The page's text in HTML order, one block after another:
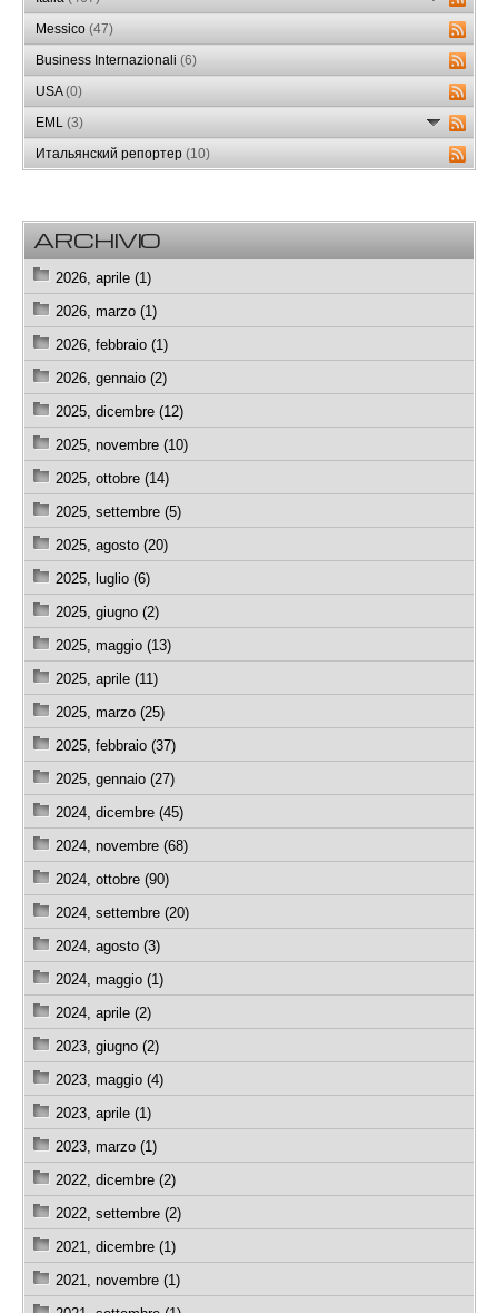
Messico (47)
Business Internazionali (6)
USA(0)
EML (3)
Итальянский репортер (10)
ARCHIVIO
2026, aprile (1)
2026, marzo (1)
2026, febbraio (1)
2026, gennaio (2)
2025, dicembre (12)
2025, novembre (10)
2025, ottobre (14)
2025, settembre (5)
2025, agosto (20)
2025, luglio (6)
2025, giugno (2)
2025, maggio (13)
2025, aprile (11)
2025, marzo (25)
2025, febbraio (37)
2025, gennaio (27)
2024, dicembre (45)
2024, novembre (68)
2024, ottobre (90)
2024, settembre (20)
2024, agosto (3)
2024, maggio (1)
2024, aprile (2)
2023, giugno (2)
2023, maggio (4)
2023, aprile (1)
2023, marzo (1)
2022, dicembre (2)
2022, settembre (2)
2021, dicembre (1)
2021, novembre (1)